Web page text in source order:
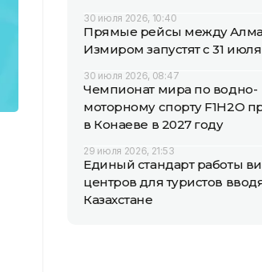
30 июля 2026, 10:40
Прямые рейсы между
Измиром запустят с 31 июля
30 июля 2026, 08:47
Чемпионат мира по водно-
моторному спорту F1H2O
в Конаеве в 2027 году
29 июля 2026, 21:53
Единый стандарт работы
центров для туристов
Казахстане